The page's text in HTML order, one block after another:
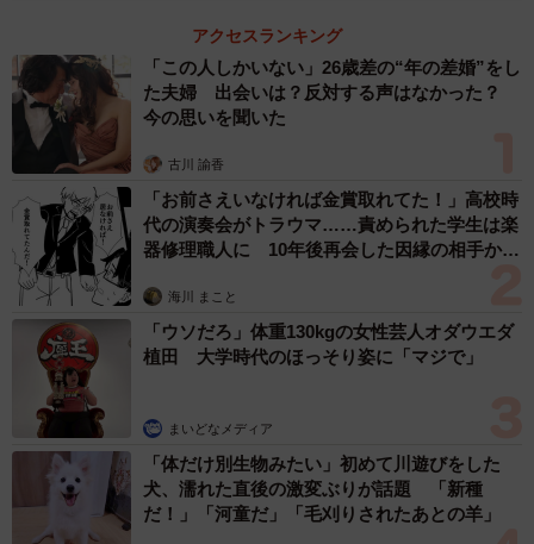
アクセスランキング
「この人しかいない」26歳差の“年の差婚”をし
た夫婦 出会いは？反対する声はなかった？
今の思いを聞いた
古川 諭香
「お前さえいなければ金賞取れてた！」高校時
代の演奏会がトラウマ……責められた学生は楽
器修理職人に 10年後再会した因縁の相手から
海川 まこと
「ウソだろ」体重130kgの女性芸人オダウエダ
植田 大学時代のほっそり姿に「マジで」
まいどなメディア
「体だけ別生物みたい」初めて川遊びをした
犬、濡れた直後の激変ぶりが話題 「新種
だ！」「河童だ」「毛刈りされたあとの羊」